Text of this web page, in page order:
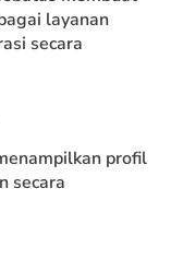
layanan
secara
profil
secara